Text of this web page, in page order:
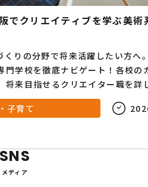
でクリエイティブを学ぶ美術
くりの分野で将来活躍したい方へ
門学校を徹底ナビゲート！各校の
将来目指せるクリエイター職を詳
から、キャリアチェンジを志す社
子育て
SNS
メディア